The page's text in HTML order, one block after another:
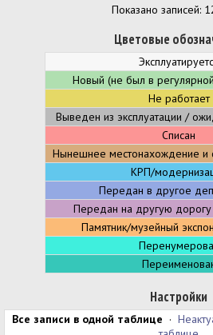
Показано записей:
Цветовые
Новый (не был в
Не работает
Выведен из эксплуатации /
Списан
Нынешнее местонахождение и
КРП/
Передан в другое
Передан на другую дорогу
Памятник/музейный
Настройки
Все записи в одной таблице ·